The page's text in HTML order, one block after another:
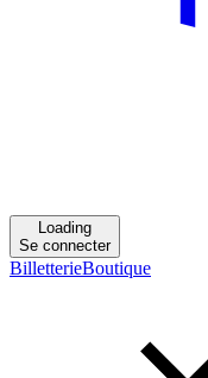
Loading
Se connecter
BilletterieBoutique